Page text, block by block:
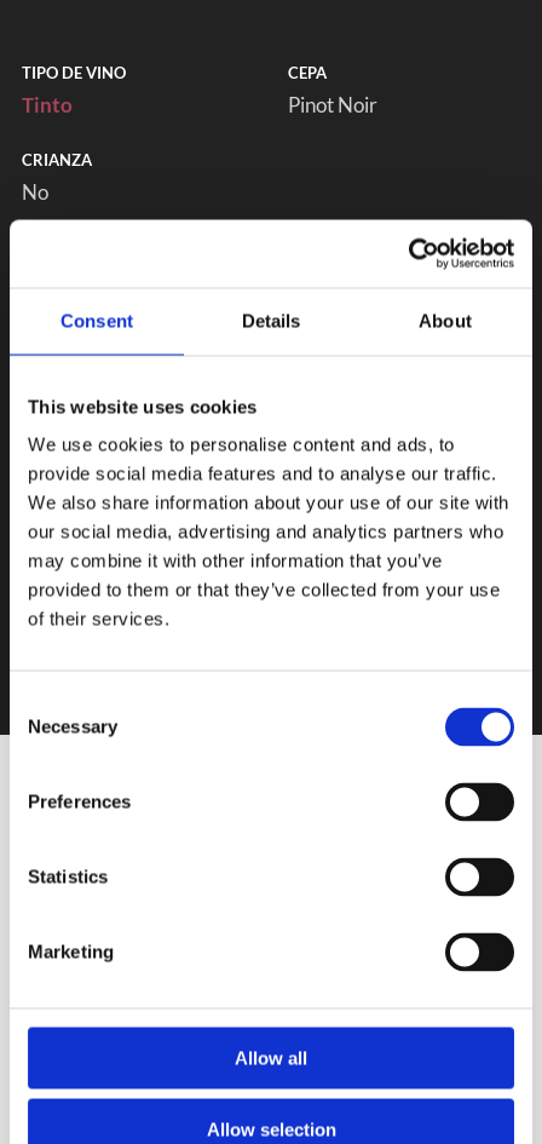
Consent Details About
This website uses cookies
We use cookies to personalise content and ads, to
provide social media features and to analyse our traffic.
We also share information about your use of our site with
our social media, advertising and analytics partners who
may combine it with other information that you’ve
provided to them or that they’ve collected from your use
of their services.
Selection
Necessary
Preferences
Statistics
Marketing
Allow all
Allow selection
TIPO DE VINO
Tinto
CEPA
Pinot Noir
CRIANZA
No
Bresesti Suavignon Blanc
Sur Lie
BODEGA BRESESTI